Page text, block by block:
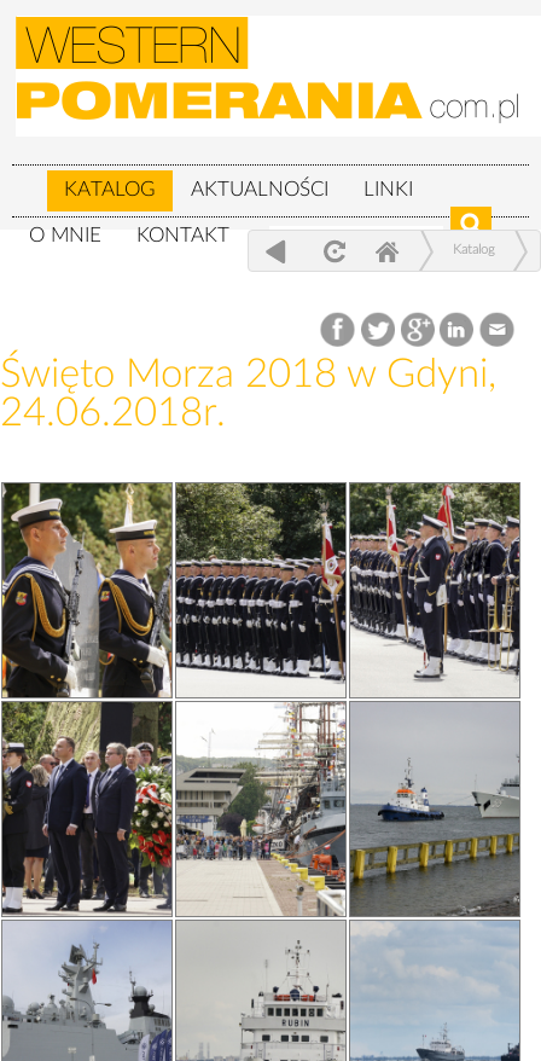
KATALOG AKTUALNOŚCI LINKI
O MNIE KONTAKT
Katalog
Święto Morza 2018 w Gdyni, 24.06.2018r.
Święto Morza 2018 w Gdyni,
24.06.2018r.